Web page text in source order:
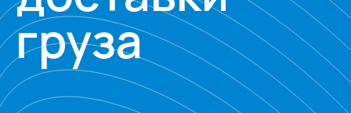
груза